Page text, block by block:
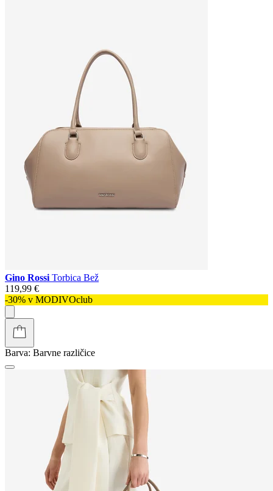
Gino Rossi Torbica Bež
119,99 €
-30% v MODIVOclub
Barva: Barvne različice